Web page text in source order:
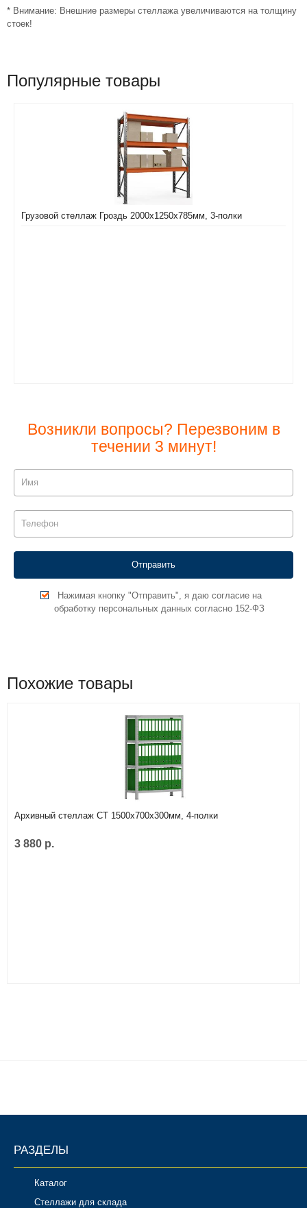
* Внимание: Внешние размеры стеллажа увеличиваются на толщину
стоек!
Популярные товары
Грузовой стеллаж Гроздь 2000х1250х785мм, 3-полки
Возникли вопросы? Перезвоним в
течении 3 минут!
Нажимая кнопку "Отправить", я даю согласие на
обработку персональных данных согласно 152-ФЗ
Похожие товары
Архивный стеллаж СТ 1500х700х300мм, 4-полки
3 880 р.
РАЗДЕЛЫ
Каталог
Стеллажи для склада